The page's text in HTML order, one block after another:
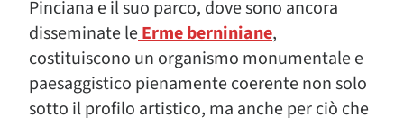
Pinciana e il suo parco, dove sono ancora
disseminate leErme berniniane,
costituiscono un organismo monumentale e
paesaggistico pienamente coerente non solo
sotto il profilo artistico, ma anche per ciò che